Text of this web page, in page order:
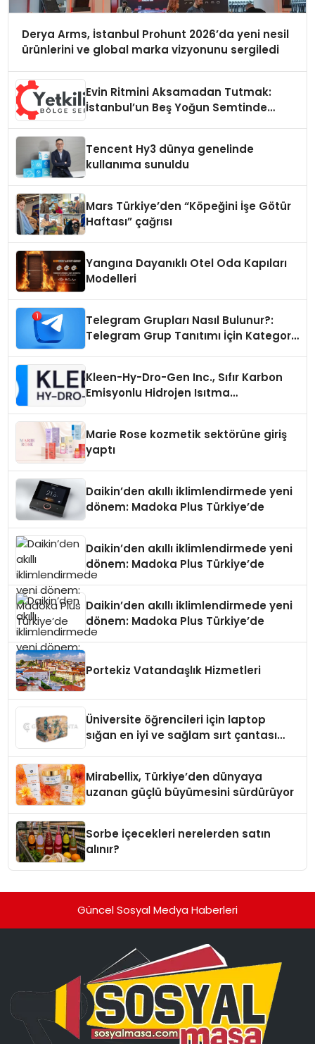
Derya Arms, İstanbul Prohunt 2026’da yeni nesil
ürünlerini ve global marka vizyonunu sergiledi
Evin Ritmini Aksamadan Tutmak:
İstanbul’un Beş Yoğun Semtinde
Tencent Hy3 dünya genelinde
kullanıma sunuldu
Mars Türkiye’den “Köpeğini İşe Götür
Haftası” çağrısı
Yangına Dayanıklı Otel Oda Kapıları
Modelleri
Telegram Grupları Nasıl Bulunur?:
Telegram Grup Tanıtımı İçin Kategori
Kleen-Hy-Dro-Gen Inc., Sıfır Karbon
Emisyonlu Hidrojen Isıtma
Marie Rose kozmetik sektörüne giriş
yaptı
Daikin’den akıllı iklimlendirmede yeni
dönem: Madoka Plus Türkiye’de
Daikin’den akıllı iklimlendirmede yeni
dönem: Madoka Plus Türkiye’de
Daikin’den akıllı iklimlendirmede yeni
dönem: Madoka Plus Türkiye’de
Portekiz Vatandaşlık Hizmetleri
Üniversite öğrencileri için laptop
sığan en iyi ve sağlam sırt çantası
Mirabellix, Türkiye’den dünyaya
uzanan güçlü büyümesini sürdürüyor
Sorbe içecekleri nerelerden satın
alınır?
Güncel Sosyal Medya Haberleri